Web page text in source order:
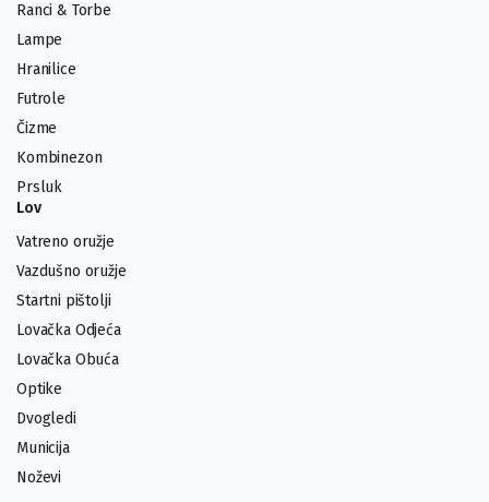
Ranci & Torbe
Lampe
Hranilice
Futrole
Čizme
Kombinezon
Prsluk
Lov
Vatreno oružje
Vazdušno oružje
Startni pištolji
Lovačka Odjeća
Lovačka Obuća
Optike
Dvogledi
Municija
Noževi